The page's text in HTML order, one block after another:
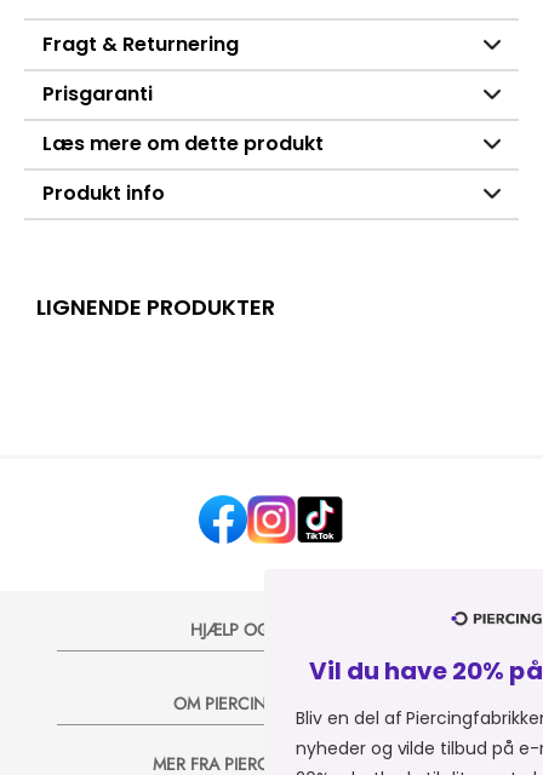
Fragt & Returnering
Prisgaranti
Læs mere om dette produkt
Produkt info
LIGNENDE PRODUKTER
HJÆLP OG KONTAKT
OM PIERCINGFABRIKKEN
MER FRA PIERCINGFABRIKKEN
Vil du have 20% på dit næste
Bliv en del af Piercingfabrikkens univers, og
nyheder og vilde tilbud på e-mail, så sender vi dig